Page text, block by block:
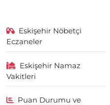
Eskişehir Nöbetçi
Eczaneler
Eskişehir Namaz
Vakitleri
Puan Durumu ve